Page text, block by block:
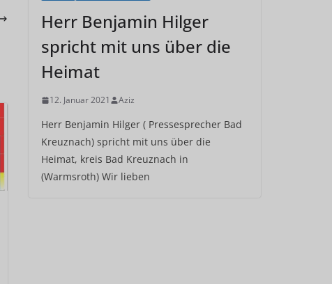
Herr Benjamin Hilger
spricht mit uns über die
Heimat
12. Januar 2021 Aziz
Herr Benjamin Hilger ( Pressesprecher Bad
Kreuznach) spricht mit uns über die
Heimat, kreis Bad Kreuznach in
(Warmsroth) Wir lieben